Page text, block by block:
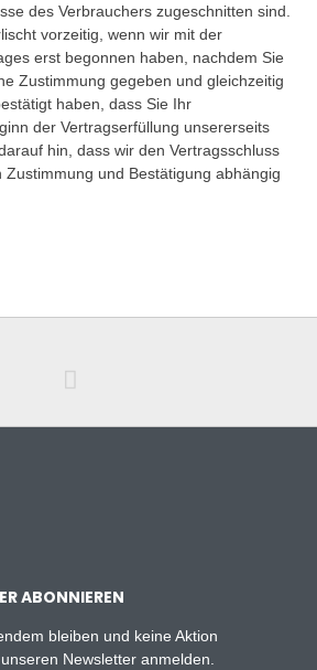
des Verbrauchers zugeschnitten sind.
vorzeitig, wenn wir mit der
erst begonnen haben, nachdem Sie
Zustimmung gegeben und gleichzeitig
haben, dass Sie Ihr
der Vertragserfüllung unsererseits
hin, dass wir den Vertragsschluss
und Bestätigung abhängig
ABONNIEREN
bleiben und keine Aktion
Newsletter anmelden.